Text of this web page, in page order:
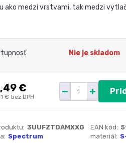
ako medzi vrstvami, tak medzi
Nie je skladom
€
€ bez DPH
3UUFZTDAMXXG EAN kód:
Spectrum materiál: